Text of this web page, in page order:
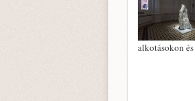
alkotásokon és